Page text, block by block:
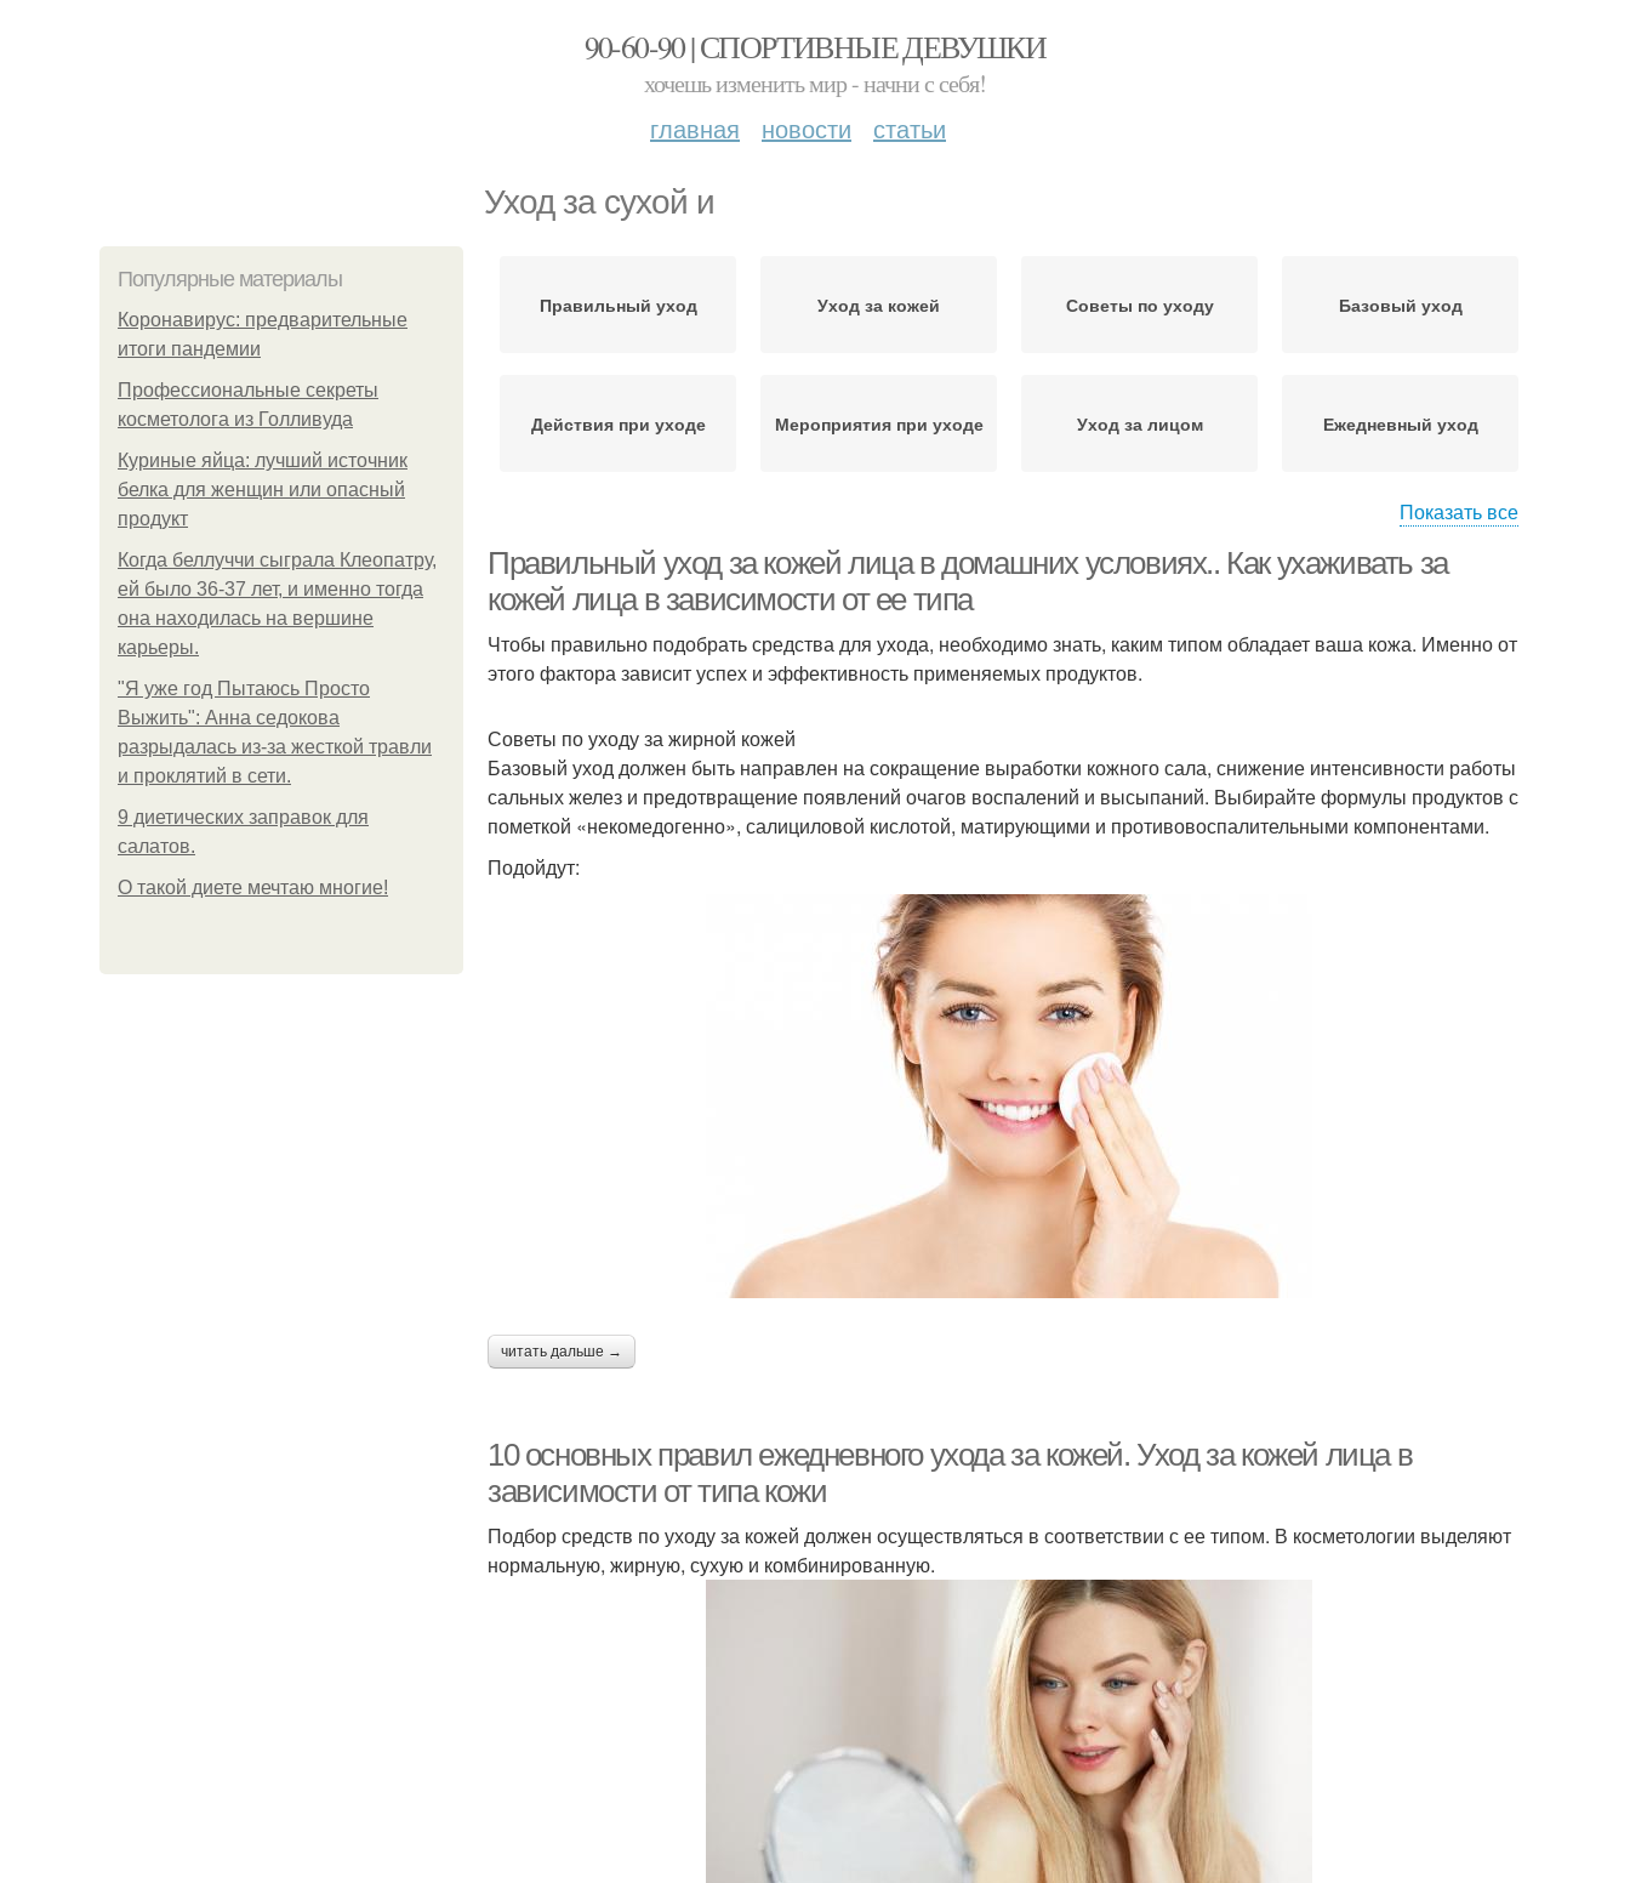
90-60-90 | СПОРТИВНЫЕ ДЕВУШКИ
хочешь изменить мир - начни с себя!
главная новости статьи
Уход за сухой и
Популярные материалы
Коронавирус: предварительные
итоги пандемии
Профессиональные секреты
косметолога из Голливуда
Куриные яйца: лучший источник
белка для женщин или опасный
продукт
Когда беллуччи сыграла Клеопатру,
ей было 36-37 лет, и именно тогда
она находилась на вершине
карьеры.
"Я уже год Пытаюсь Просто
Выжить": Анна седокова
разрыдалась из-за жесткой травли
и проклятий в сети.
9 диетических заправок для
салатов.
О такой диете мечтаю многие!
Правильный уход Уход за кожей Советы по уходу Базовый уход
Действия при уходе Мероприятия при уходе Уход за лицом Ежедневный уход
Показать все
Правильный уход за кожей лица в домашних условиях.. Как ухаживать за
кожей лица в зависимости от ее типа
Чтобы правильно подобрать средства для ухода, необходимо знать, каким типом обладает ваша кожа. Именно от
этого фактора зависит успех и эффективность применяемых продуктов.
Советы по уходу за жирной кожей
Базовый уход должен быть направлен на сокращение выработки кожного сала, снижение интенсивности работы
сальных желез и предотвращение появлений очагов воспалений и высыпаний. Выбирайте формулы продуктов с
пометкой «некомедогенно», салициловой кислотой, матирующими и противовоспалительными компонентами.
Подойдут:
читать дальше →
10 основных правил ежедневного ухода за кожей. Уход за кожей лица в
зависимости от типа кожи
Подбор средств по уходу за кожей должен осуществляться в соответствии с ее типом. В косметологии выделяют
нормальную, жирную, сухую и комбинированную.